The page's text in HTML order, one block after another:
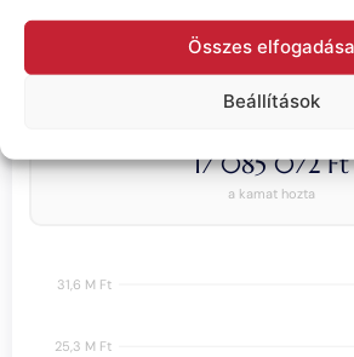
Összes elfogadása
Beállítások
13 000 000
összes befizetés
17 085 072 Ft
a kamat hozta